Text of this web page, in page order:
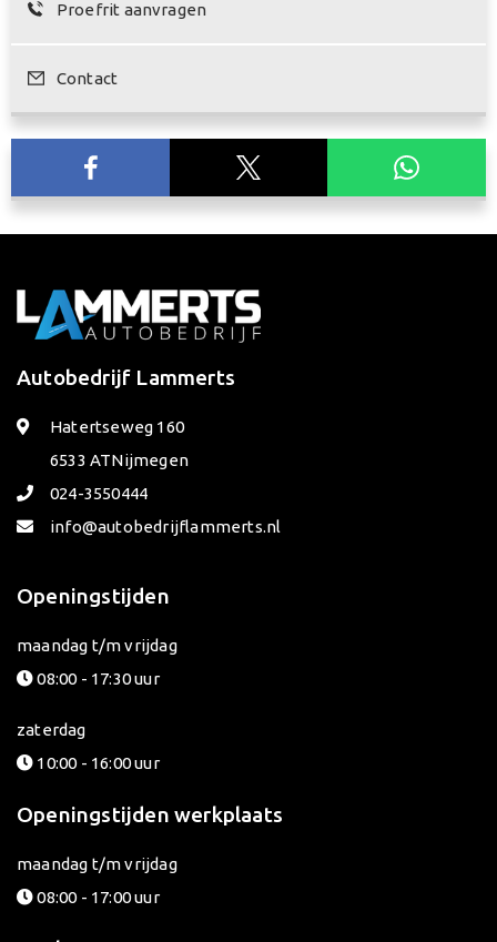
Proefrit aanvragen
Contact
Autobedrijf Lammerts
Hatertseweg 160
6533 ATNijmegen
024-3550444
info@autobedrijflammerts.nl
Openingstijden
maandag t/m vrijdag
08:00 - 17:30 uur
zaterdag
10:00 - 16:00 uur
Openingstijden werkplaats
maandag t/m vrijdag
08:00 - 17:00 uur